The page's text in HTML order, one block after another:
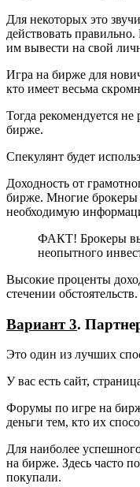
Для некоторых это
действовать
им вывести на свой
Игра на бирже для
кто имеет весьма
Тогда рекомендуется
бирже.
Спекулянт будет
Доходность от
бирже. Многие брокеры
необходимую
ФАКТ! Брокеры
неопытного
Высокие проценты
стечении обстоятельств.
Вариант 3.
Это один из лучших
У вас есть сайт,
Форумы по игре на
деньги тем, кто их
Для наиболее
на бирже. Здесь часто
покупали.